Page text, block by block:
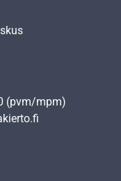
(pvm/mpm)